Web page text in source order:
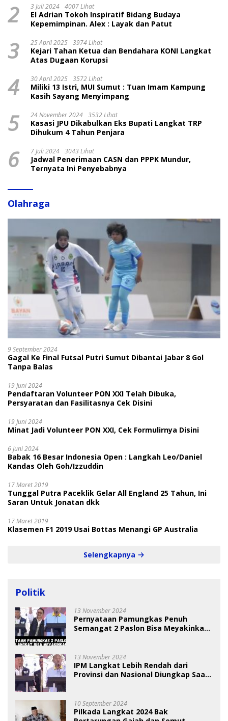
2 3 Juli 2024 4007 Lihat
El Adrian Tokoh Inspiratif Bidang Budaya
Kepemimpinan. Alex : Layak dan Patut
3 25 April 2025 3974 Lihat
Kejari Tahan Ketua dan Bendahara KONI Langkat
Atas Dugaan Korupsi
4 30 April 2025 3572 Lihat
Miliki 13 Istri, MUI Sumut : Tuan Imam Kampung
Kasih Sayang Menyimpang
5 24 November 2024 3532 Lihat
Kasasi JPU Dikabulkan Eks Bupati Langkat TRP
Dihukum 4 Tahun Penjara
6 7 Juli 2024 3043 Lihat
Jadwal Penerimaan CASN dan PPPK Mundur,
Ternyata Ini Penyebabnya
Olahraga
9 September 2024
Gagal Ke Final Futsal Putri Sumut Dibantai Jabar 8 Gol
Tanpa Balas
19 Juni 2024
Pendaftaran Volunteer PON XXI Telah Dibuka,
Persyaratan dan Fasilitasnya Cek Disini
19 Juni 2024
Minat Jadi Volunteer PON XXI, Cek Formulirnya Disini
6 Juni 2024
Babak 16 Besar Indonesia Open : Langkah Leo/Daniel
Kandas Oleh Goh/Izzuddin
17 Maret 2019
Tunggal Putra Paceklik Gelar All England 25 Tahun, Ini
Saran Untuk Jonatan dkk
17 Maret 2019
Klasemen F1 2019 Usai Bottas Menangi GP Australia
Selengkapnya
Politik
13 November 2024
Pernyataan Pamungkas Penuh
Semangat 2 Paslon Bisa Meyakinkan
13 November 2024
IPM Langkat Lebih Rendah dari
Provinsi dan Nasional Diungkap Saat
10 September 2024
Pilkada Langkat 2024 Bak